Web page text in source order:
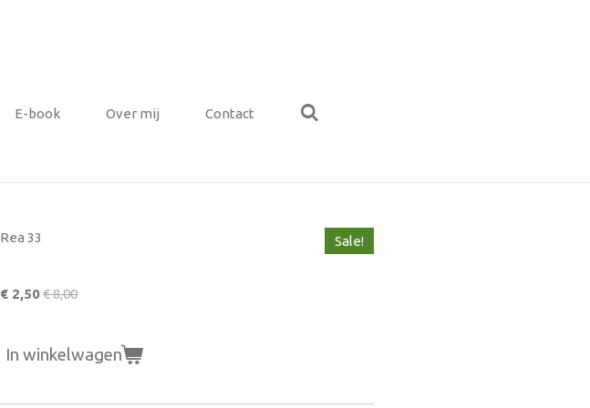
E-book Over mij Contact
Rea 33 Sale!
€ 2,50€ 8,00
In winkelwagen